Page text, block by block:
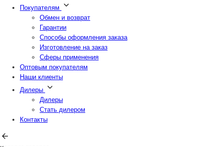
Покупателям
Обмен и возврат
Гарантии
Способы оформления заказа
Изготовление на заказ
Сферы применения
Оптовым покупателям
Наши клиенты
Дилеры
Дилеры
Стать дилером
Контакты